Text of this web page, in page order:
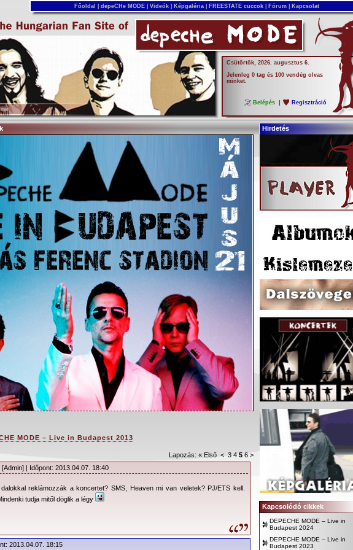
Főoldal depeCHe MODE Videók Képgaléria FREESTATE cuccok Fórum Kapcsolat
Csütörtök, 2026. augusztus 6.
Jelenleg 0 tag és 100 vendég olvas
minket.
Belépés Regisztráció
Hirdetés
a depeCHe MODE! Ahogy az már megszokott fél
előtt kaphatóak a jegyek az együttes
26-ától a budapesti jegyek is megvásárolhatók.
MODE – Live in Budapest 2013
Lapozás: « Első < 3 4 5 6 >
[Admin] | Időpont: 2013.04.07. 18:40
reklámozzák a koncertet? SMS, Heaven mi van veletek? PJ/ETS kell.
tudja mitől döglik a légy
2013.04.07. 18:15
Kapcsolódó cikkek
DEPECHE MODE – Live in
Budapest 2024
DEPECHE MODE – Live in
Budapest 2023